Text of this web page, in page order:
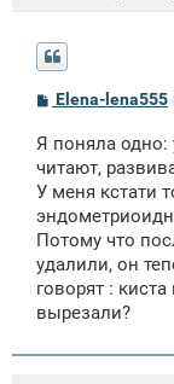
С
о
б
щ
н
и
Elena-lena555
Я поняла одно:
читают,
У меня кстати
Потому что
удалили, он
говорят :
вырезали?